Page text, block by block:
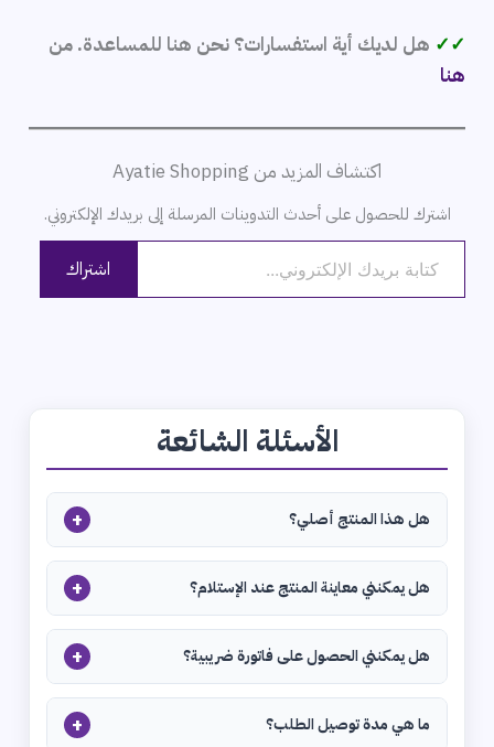
✓✓ هل لديك أية استفسارات؟ نحن هنا للمساعدة. من
هنا
اكتشاف المزيد من Ayatie Shopping
اشترك للحصول على أحدث التدوينات المرسلة إلى بريدك الإلكتروني.
كتابة بريدك الإلكتروني...
اشتراك
الأسئلة الشائعة
هل هذا المنتج أصلي؟ +
هل يمكنني معاينة المنتج عند الإستلام؟ +
هل يمكنني الحصول على فاتورة ضريبية؟ +
ما هي مدة توصيل الطلب؟ +